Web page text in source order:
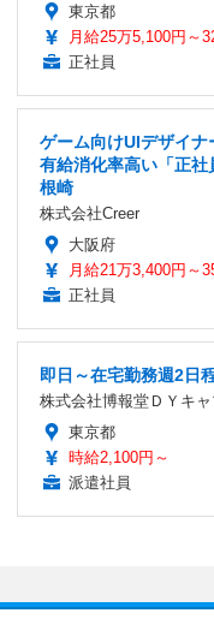
東京都
月給25万5,100円～
正社員
ゲーム向けUIデザイ
有給消化率高い「正
根崎
株式会社Creer
大阪府
月給21万3,400円～
正社員
即日～在宅勤務週2日
株式会社博報堂ＤＹキャ
東京都
時給2,100円～
派遣社員